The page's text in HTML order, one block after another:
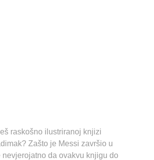
raskošno ilustriranoj knjizi
Zašto je Messi završio u
da ovakvu knjigu do